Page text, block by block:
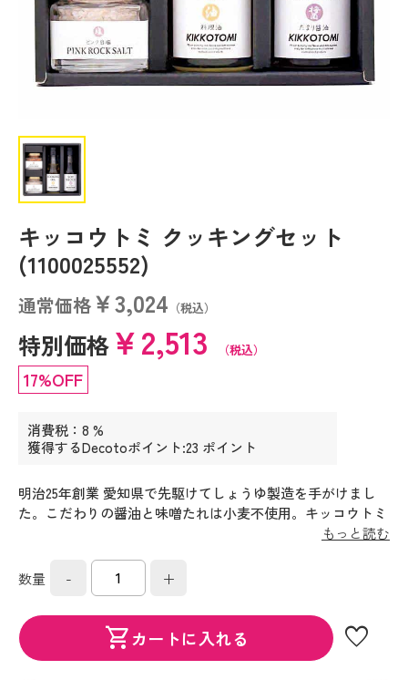
キッコウトミ クッキングセット
(1100025552)
通常価格￥3,024 （税込）
特別価格￥2,513 （税込）
17%OFF
消費税：8 %
獲得するDecotoポイント:23 ポイント
明治25年創業 愛知県で先駆けてしょうゆ製造を手がけまし
た。こだわりの醤油と味噌たれは小麦不使用。キッコウトミ
もっと読む
数量 - +
shopping_cartカートに入れる favorite